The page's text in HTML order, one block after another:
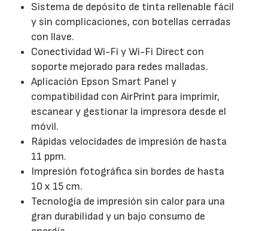
Sistema de depósito de tinta rellenable fácil
y sin complicaciones, con botellas cerradas
con llave.
Conectividad Wi-Fi y Wi-Fi Direct con
soporte mejorado para redes malladas.
Aplicación Epson Smart Panel y
compatibilidad con AirPrint para imprimir,
escanear y gestionar la impresora desde el
móvil.
Rápidas velocidades de impresión de hasta
11 ppm.
Impresión fotográfica sin bordes de hasta
10 x 15 cm.
Tecnología de impresión sin calor para una
gran durabilidad y un bajo consumo de